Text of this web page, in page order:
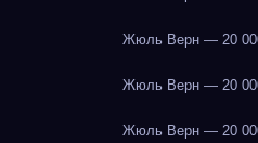
Жюль Верн — 20
Жюль Верн — 20
Жюль Верн — 20